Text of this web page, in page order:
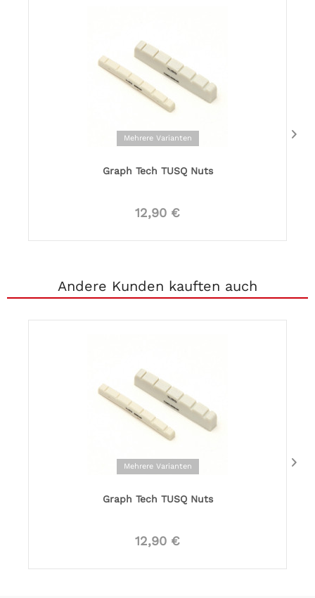
Mehrere Varianten
Graph Tech TUSQ Nuts
12,90 €
Andere Kunden kauften auch
Mehrere Varianten
Graph Tech TUSQ Nuts
12,90 €